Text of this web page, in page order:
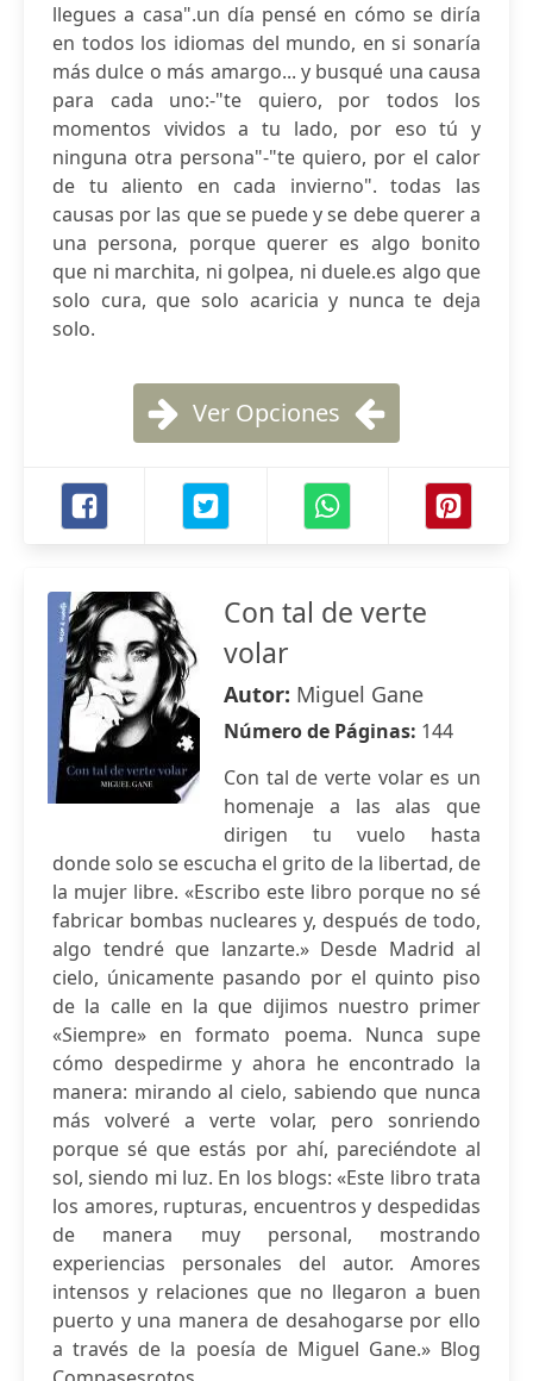
llegues a casa".un día pensé en cómo se diría
en todos los idiomas del mundo, en si sonaría
más dulce o más amargo... y busqué una causa
para cada uno:-"te quiero, por todos los
momentos vividos a tu lado, por eso tú y
ninguna otra persona"-"te quiero, por el calor
de tu aliento en cada invierno". todas las
causas por las que se puede y se debe querer a
una persona, porque querer es algo bonito
que ni marchita, ni golpea, ni duele.es algo que
solo cura, que solo acaricia y nunca te deja
solo.
Ver Opciones
Con tal de verte
volar
Autor: Miguel Gane
Número de Páginas: 144
Con tal de verte volar es un
homenaje a las alas que
dirigen tu vuelo hasta
donde solo se escucha el grito de la libertad, de
la mujer libre. «Escribo este libro porque no sé
fabricar bombas nucleares y, después de todo,
algo tendré que lanzarte.» Desde Madrid al
cielo, únicamente pasando por el quinto piso
de la calle en la que dijimos nuestro primer
«Siempre» en formato poema. Nunca supe
cómo despedirme y ahora he encontrado la
manera: mirando al cielo, sabiendo que nunca
más volveré a verte volar, pero sonriendo
porque sé que estás por ahí, pareciéndote al
sol, siendo mi luz. En los blogs: «Este libro trata
los amores, rupturas, encuentros y despedidas
de manera muy personal, mostrando
experiencias personales del autor. Amores
intensos y relaciones que no llegaron a buen
puerto y una manera de desahogarse por ello
a través de la poesía de Miguel Gane.» Blog